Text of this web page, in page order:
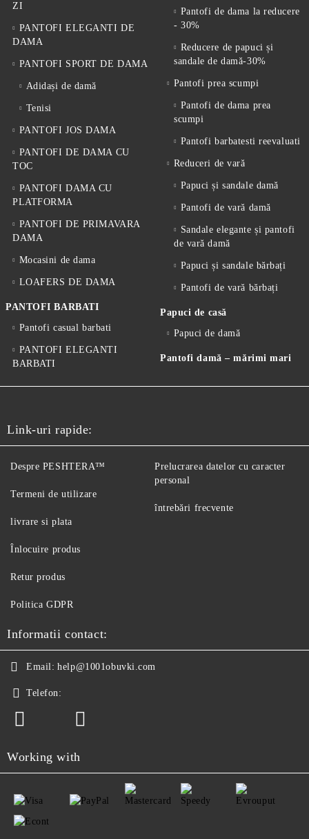
ZI
PANTOFI ELEGANTI DE
DAMA
PANTOFI SPORT DE DAMA
Adidași de damă
Tenisi
PANTOFI JOS DAMA
PANTOFI DE DAMA CU
TOC
PANTOFI DAMA CU
PLATFORMA
PANTOFI DE PRIMAVARA
DAMA
Mocasini de dama
LOAFERS DE DAMA
PANTOFI BARBATI
Pantofi casual barbati
PANTOFI ELEGANTI
BARBATI
Pantofi de dama la reducere
- 30%
Reducere de papuci și
sandale de damă-30%
Pantofi prea scumpi
Pantofi de dama prea
scumpi
Pantofi barbatesti reevaluati
Reduceri de vară
Papuci și sandale damă
Pantofi de vară damă
Sandale elegante și pantofi
de vară damă
Papuci și sandale bărbați
Pantofi de vară bărbați
Papuci de casă
Papuci de damă
Pantofi damă – mărimi mari
Link-uri rapide:
Despre PESHTERA™
Termeni de utilizare
livrare si plata
Înlocuire produs
Retur produs
Politica GDPR
Prelucrarea datelor cu caracter
personal
întrebări frecvente
Informatii contact:
Email: help@1001obuvki.com
Telefon:
Working with